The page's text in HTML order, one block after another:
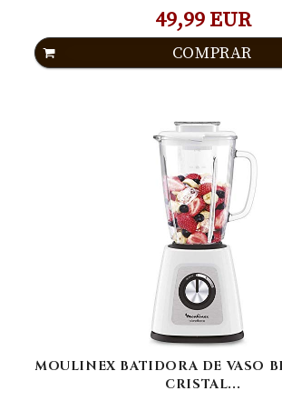
49,99 EUR
COMPRAR
MOULINEX BATIDORA DE VASO
CRISTAL...